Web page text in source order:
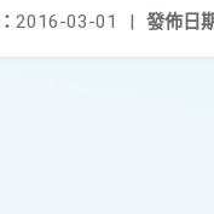
發佈日
2016-03-01 |